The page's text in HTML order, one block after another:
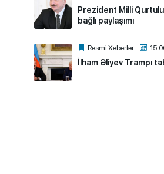
Prezident Milli
bağlı paylaşımı
Rəsmi Xəbərlər
İlham Əliyev Trampı